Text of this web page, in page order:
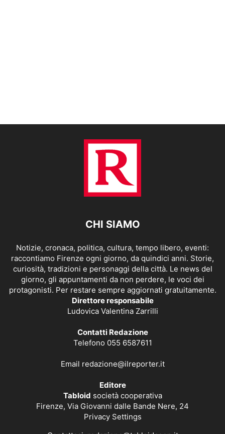
CHI SIAMO
Notizie, cronaca, politica, cultura, tempo libero, eventi:
raccontiamo Firenze ogni giorno, da quindici anni. Storie,
curiosità, tradizioni e personaggi della città. Le news del
giorno, gli appuntamenti da non perdere, le voci dei
protagonisti. Per restare sempre aggiornati gratuitamente.
Direttore responsabile
Ludovica Valentina Zarrilli
Contatti Redazione
Telefono 055 6587611
Email redazione@ilreporter.it
Editore
Tabloid società cooperativa
Firenze, Via Giovanni dalle Bande Nere, 24
Privacy Settings